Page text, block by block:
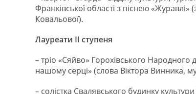
Франківської області з піснею «Журавлі»
Ковальової).
Лауреати ІІ ступеня
– тріо «Сяйво» Горохівського Народного
нашому серці» (слова Віктора Винника,
– солістка Свалявського будинку